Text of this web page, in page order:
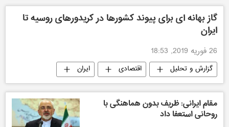
گاز بهانه ای برای پیوند کشورها در کریدورهای روسیه تا
ایران
26 فوریه 2019, 18:53
گزارش و تحلیل اقتصادی ایران
مقام ایرانی: ظریف بدون هماهنگی با
روحانی استعفا داد